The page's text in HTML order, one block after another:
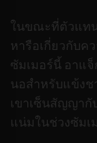
ในขณะที่ตัวแทน
หารือเกี่ยวกับค
ซัมเมอร์นี้ อาแ
นอสําหรับแข้งช
เขาเซ็นสัญญากั
แน่มในช่วงซัมเ